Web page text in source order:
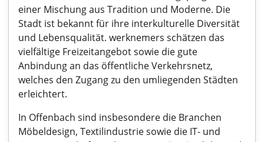
einer Mischung aus Tradition und Moderne. Die
Stadt ist bekannt für ihre interkulturelle Diversität
und Lebensqualität. werknemers schätzen das
vielfältige Freizeitangebot sowie die gute
Anbindung an das öffentliche Verkehrsnetz,
welches den Zugang zu den umliegenden Städten
erleichtert.
In Offenbach sind insbesondere die Branchen
Möbeldesign, Textilindustrie sowie die IT- und